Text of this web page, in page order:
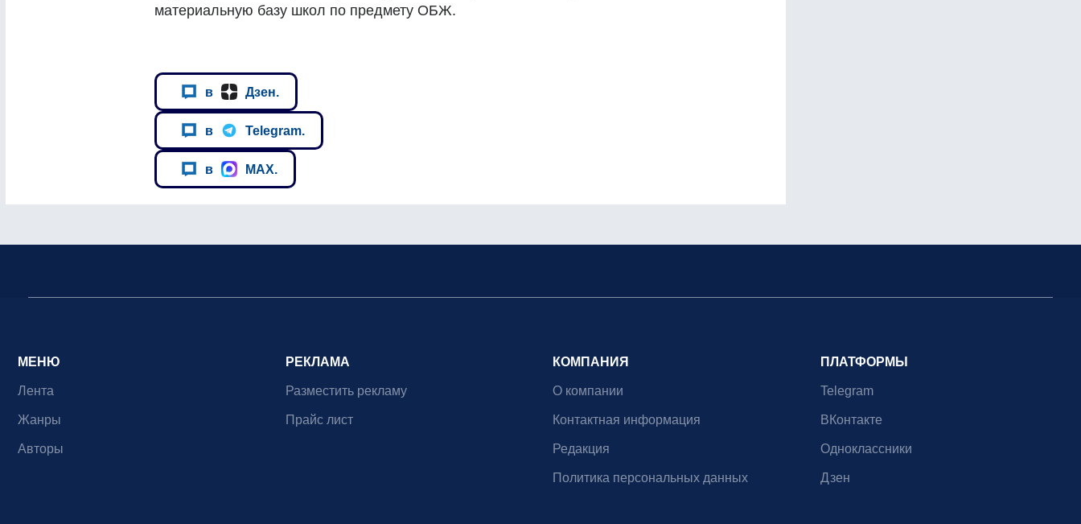
материальную базу школ по предмету ОБЖ.
в Дзен.
в Telegram.
в MAX.
МЕНЮ
Лента
Жанры
Авторы
РЕКЛАМА
Разместить рекламу
Прайс лист
КОМПАНИЯ
О компании
Контактная информация
Редакция
Политика персональных данных
ПЛАТФОРМЫ
Telegram
ВКонтакте
Одноклассники
Дзен